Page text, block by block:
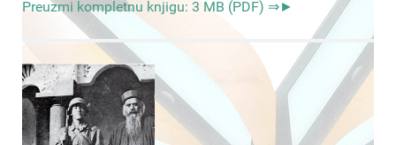
Preuzmi kompletnu knjigu: 3 MB (PDF) ⇒►